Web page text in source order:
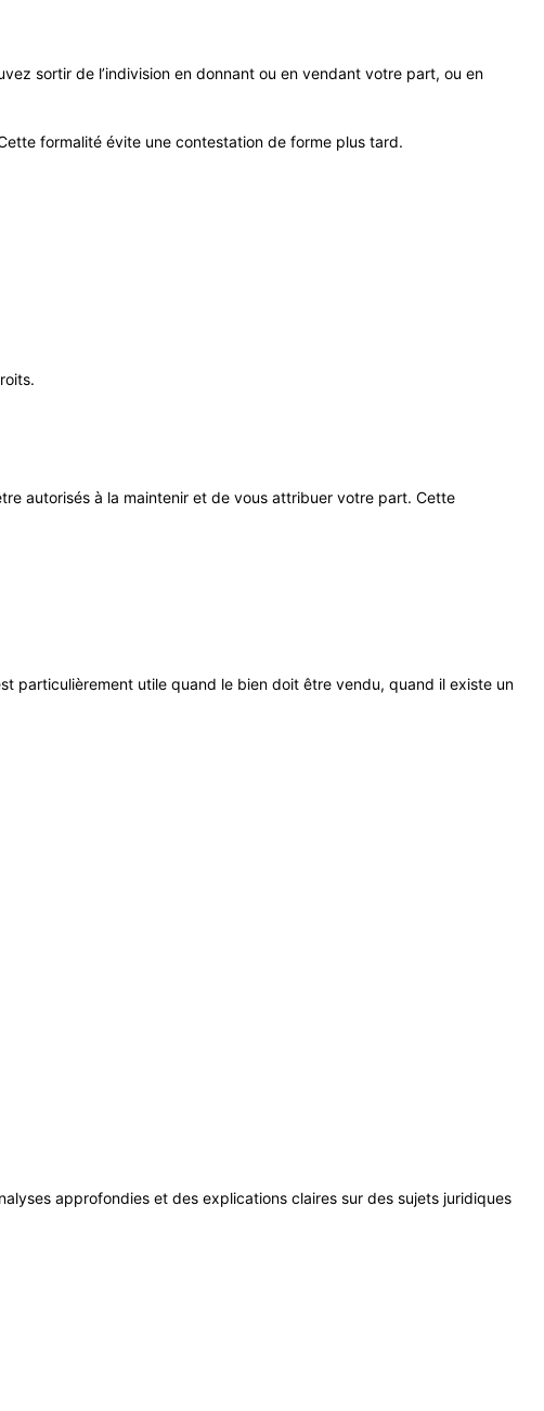
sortir de l’indivision en donnant ou en vendant votre part, ou en
formalité évite une contestation de forme plus tard.
autorisés à la maintenir et de vous attribuer votre part. Cette
particulièrement utile quand le bien doit être vendu, quand il existe un
approfondies et des explications claires sur des sujets juridiques